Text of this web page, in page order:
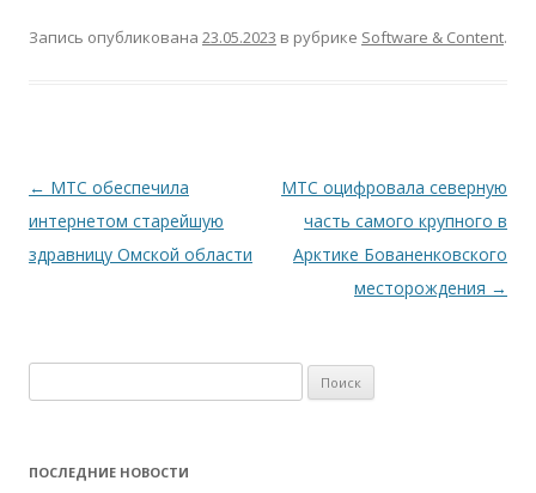
Запись опубликована 23.05.2023 в рубрике Software & Content.
Навигация
по
записям
← МТС обеспечила
интернетом старейшую
здравницу Омской области
МТС оцифровала северную
часть самого крупного в
Арктике Бованенковского
месторождения →
ПОСЛЕДНИЕ НОВОСТИ